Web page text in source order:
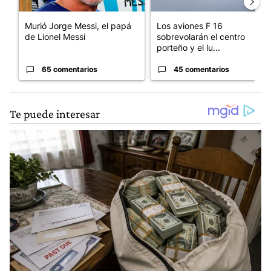
Murió Jorge Messi, el papá
de Lionel Messi
65 comentarios
Los aviones F 16
sobrevolarán el centro
porteño y el lu...
45 comentarios